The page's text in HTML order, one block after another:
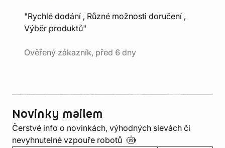
"Rychlé dodání , Různé možnosti doručení ,
Výběr produktů"
Ověřený zákazník, před 6 dny
Novinky mailem
Čerstvé info o novinkách, výhodných slevách či
nevyhnutelné vzpouře robotů